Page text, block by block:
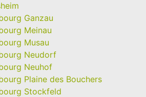
Ganzau
Meinau
Musau
Neudorf
Neuhof
Plaine des Bouchers
Stockfeld